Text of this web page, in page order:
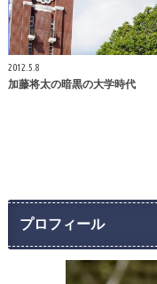
2012.5.8
加藤将太の暗黒の大学時代
プロフィール